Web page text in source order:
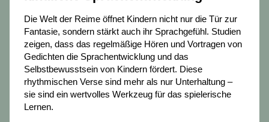
Die Welt der Reime öffnet Kindern nicht nur die Tür zur
Fantasie, sondern stärkt auch ihr Sprachgefühl. Studien
zeigen, dass das regelmäßige Hören und Vortragen von
Gedichten die Sprachentwicklung und das
Selbstbewusstsein von Kindern fördert. Diese
rhythmischen Verse sind mehr als nur Unterhaltung –
sie sind ein wertvolles Werkzeug für das spielerische
Lernen.